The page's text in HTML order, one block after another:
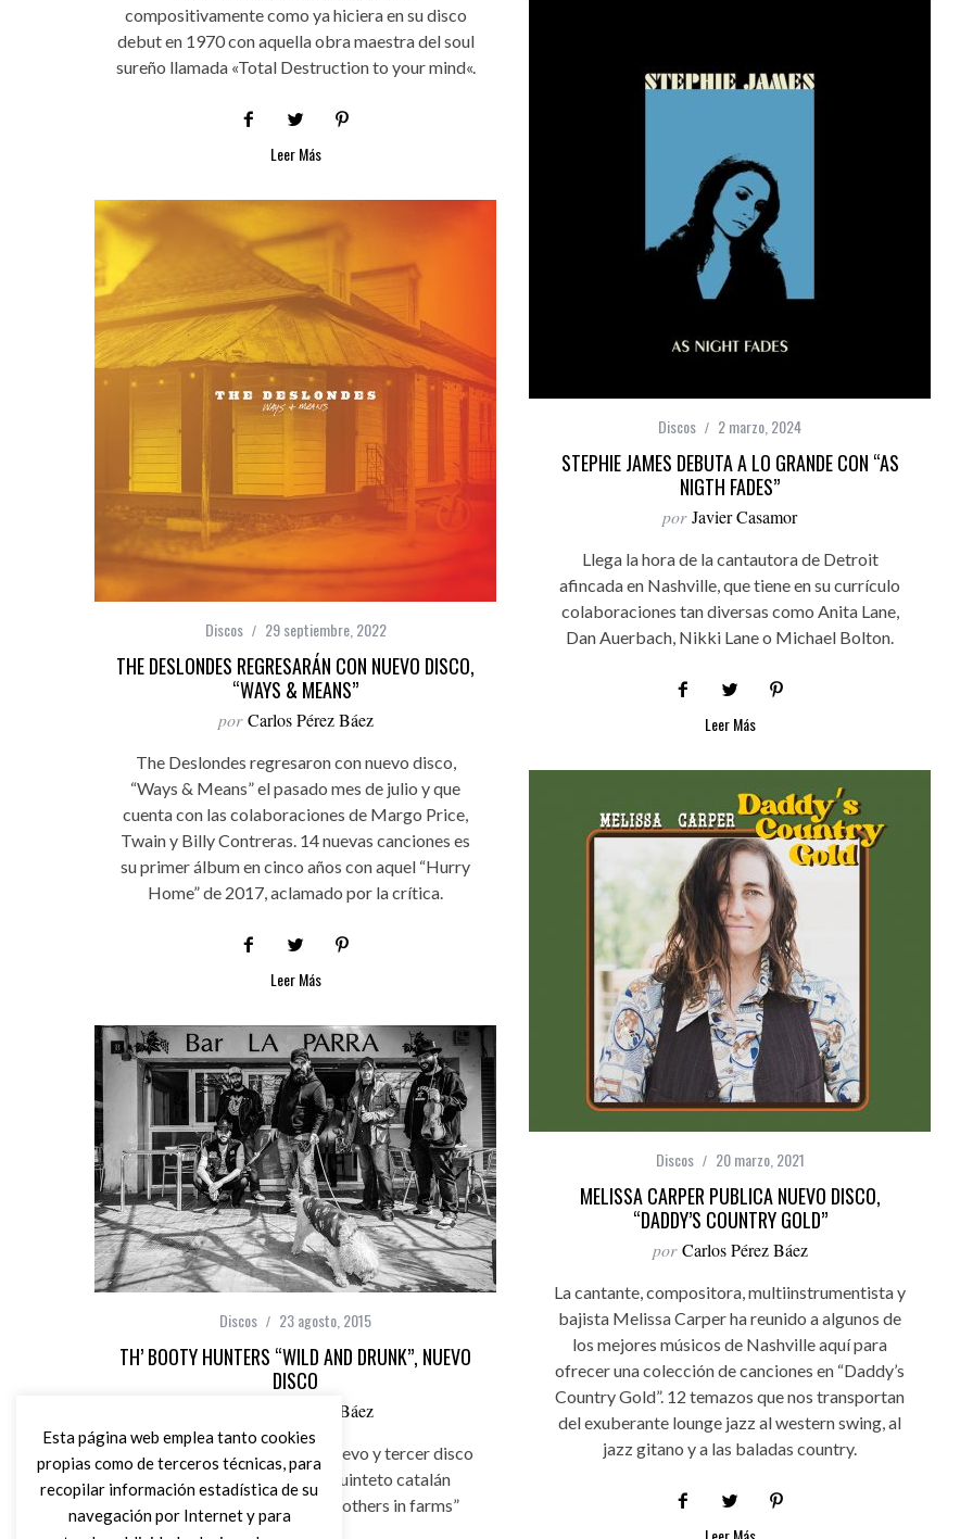
compositivamente como ya hiciera en su disco
debut en 1970 con aquella obra maestra del soul
sureño llamada «Total Destruction to your mind«.
Leer Más
Discos 2 marzo, 2024
STEPHIE JAMES DEBUTA A LO GRANDE CON “AS
NIGTH FADES”
por Javier Casamor
Llega la hora de la cantautora de Detroit
afincada en Nashville, que tiene en su currículo
colaboraciones tan diversas como Anita Lane,
Dan Auerbach, Nikki Lane o Michael Bolton.
Leer Más
Discos 29 septiembre, 2022
THE DESLONDES REGRESARÁN CON NUEVO DISCO,
“WAYS & MEANS”
por Carlos Pérez Báez
The Deslondes regresaron con nuevo disco,
“Ways & Means” el pasado mes de julio y que
cuenta con las colaboraciones de Margo Price,
Twain y Billy Contreras. 14 nuevas canciones es
su primer álbum en cinco años con aquel “Hurry
Home” de 2017, aclamado por la crítica.
Leer Más
Discos 20 marzo, 2021
MELISSA CARPER PUBLICA NUEVO DISCO,
“DADDY’S COUNTRY GOLD”
por Carlos Pérez Báez
La cantante, compositora, multiinstrumentista y
bajista Melissa Carper ha reunido a algunos de
los mejores músicos de Nashville aquí para
ofrecer una colección de canciones en “Daddy’s
Country Gold”. 12 temazos que nos transportan
del exuberante lounge jazz al western swing, al
jazz gitano y a las baladas country.
Discos 23 agosto, 2015
TH’ BOOTY HUNTERS “WILD AND DRUNK”, NUEVO
DISCO
Carlos Pérez Báez
Th’ Booty Hunters publican nuevo y tercer disco
“Wild and Drunk” de este quinteto catalán
tras”Chernobilly” (2013) “Brothers in farms”
Esta página web emplea tanto cookies
propias como de terceros técnicas, para
recopilar información estadística de su
navegación por Internet y para